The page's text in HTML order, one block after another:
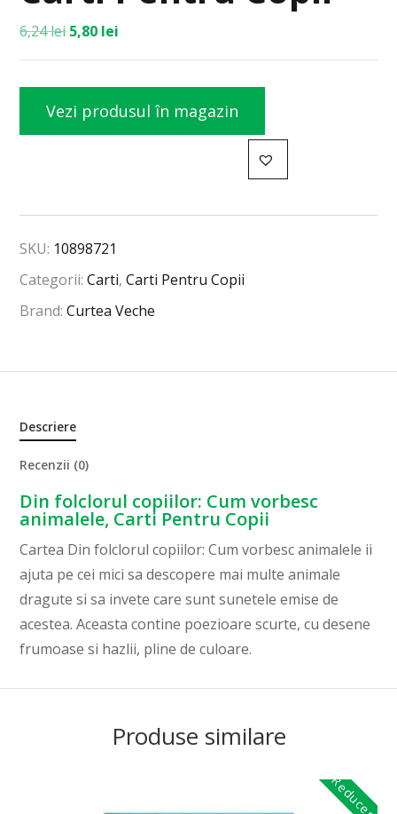
6,24lei 5,80 lei
Vezi produsul în magazin
SKU: 10898721
Categorii:Carti,Carti Pentru Copii
Brand:Curtea Veche
Descriere
Recenzii (0)
Din folclorul copiilor: Cum vorbesc
animalele, Carti Pentru Copii
Cartea Din folclorul copiilor: Cum vorbesc animalele ii
ajuta pe cei mici sa descopere mai multe animale
dragute si sa invete care sunt sunetele emise de
acestea. Aceasta contine poezioare scurte, cu desene
frumoase si hazlii, pline de culoare.
Produse similare
Reduceri!